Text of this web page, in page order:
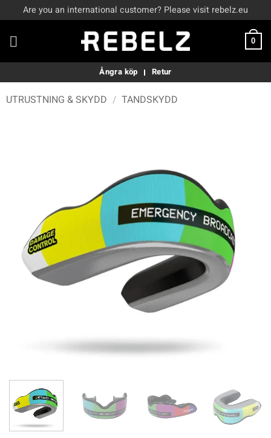
to
content
Are you an international customer? Please visit rebelz.eu
0
Ångra köp Retur
UTRUSTNING & SKYDD / TANDSKYDD